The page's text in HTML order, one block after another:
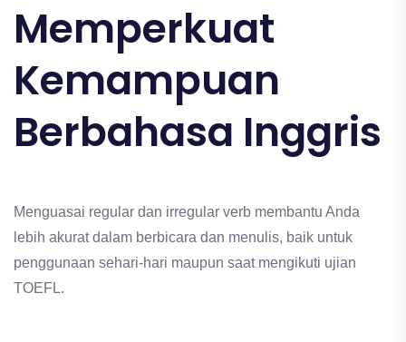
Memperkuat
Kemampuan
Berbahasa Inggris
Menguasai regular dan irregular verb membantu Anda
lebih akurat dalam berbicara dan menulis, baik untuk
penggunaan sehari-hari maupun saat mengikuti ujian
TOEFL.